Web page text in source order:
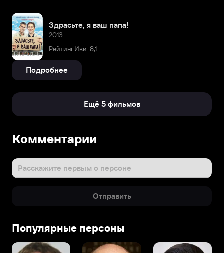
Здрасьте, я ваш папа!
2013
Рейтинг Иви: 8,1
Подробнее
Ещё 5 фильмов
Комментарии
Расскажите первым о персоне
Отправить
Популярные персоны